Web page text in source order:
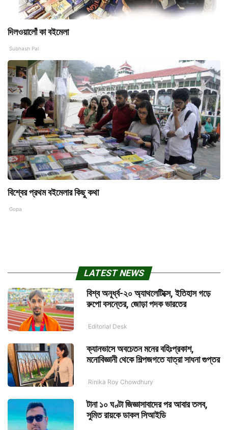
দিলওয়ালোঁ কা বইমেলা
Subhash Pal
বিশ্বের প্রথম বইমেলার কিছু কথা
Gopa
LATEST NEWS
বিশ্ব অনূর্ধ্ব-২০ অ্যাথলেটিক্সে, ইতিহাস গড়ে
রুপো বসন্তের, জোড়া পদক ভারতের
Editorial Desk
ক্যানভাসে অবচেতন মনের বহিঃপ্রকাশ,
মনোবিজ্ঞানী থেকে শিল্পজগতে যাত্রা সাধনা গুপ্তর
Rinika Roy Chowdhury
টানা ১০ ঘণ্টা জিজ্ঞাসাবাদের পর আবার তলব,
সুমিত রায়কে ডাকল সিআইডি